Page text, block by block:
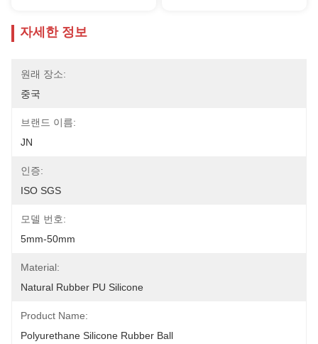
자세한 정보
원래 장소:
중국
브랜드 이름:
JN
인증:
ISO SGS
모델 번호:
5mm-50mm
Material:
Natural Rubber PU Silicone
Product Name:
Polyurethane Silicone Rubber Ball